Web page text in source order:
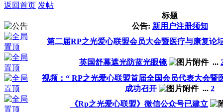
返回首页 发帖
标题
公告: 新用户注册须知
第二届RP之光爱心联盟会员大会暨医疗与康复论
英国舒幕遮光防蓝光眼镜 ...
视频：“ RP之光爱心联盟首届全国会员代表大会暨
成功召开
... 2
《Rp之光爱心联盟》微信公众号已建立